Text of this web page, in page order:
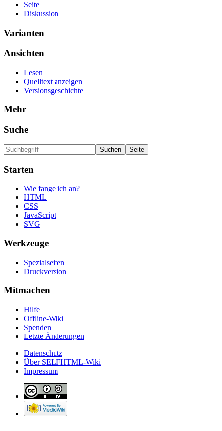
Seite
Diskussion
Varianten
Ansichten
Lesen
Quelltext anzeigen
Versionsgeschichte
Mehr
Suche
Starten
Wie fange ich an?
HTML
CSS
JavaScript
SVG
Werkzeuge
Spezialseiten
Druckversion
Mitmachen
Hilfe
Offline-Wiki
Spenden
Letzte Änderungen
Datenschutz
Über SELFHTML-Wiki
Impressum